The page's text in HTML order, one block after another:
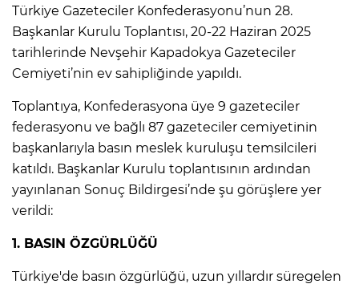
Türkiye Gazeteciler Konfederasyonu’nun 28.
Başkanlar Kurulu Toplantısı, 20-22 Haziran 2025
tarihlerinde Nevşehir Kapadokya Gazeteciler
Cemiyeti’nin ev sahipliğinde yapıldı.
Toplantıya, Konfederasyona üye 9 gazeteciler
federasyonu ve bağlı 87 gazeteciler cemiyetinin
başkanlarıyla basın meslek kuruluşu temsilcileri
katıldı. Başkanlar Kurulu toplantısının ardından
yayınlanan Sonuç Bildirgesi’nde şu görüşlere yer
verildi:
1. BASIN ÖZGÜRLÜĞÜ
Türkiye'de basın özgürlüğü, uzun yıllardır süregelen